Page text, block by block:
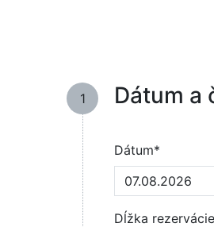
1 Dátum a
Dátum*
Dĺžka